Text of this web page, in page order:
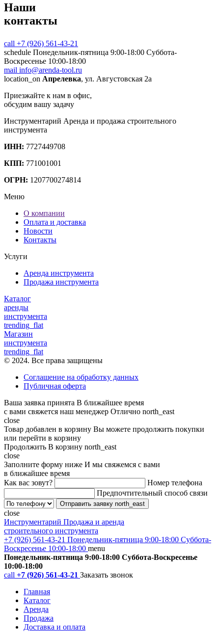
Наши
контакты
call +7 (926) 561-43-21
schedule Понедельник-пятница 9:00-18:00 Суббота-
Воскресенье 10:00-18:00
mail info@arenda-tool.ru
location_on Апрелевка, ул. Августовская 2а
Приезжайте к нам в офис,
обсудим вашу задачу
Инструментарий Аренда и продажа строительного
инструмента
ИНН: 7727449708
КПП: 771001001
ОГРН: 1207700274814
Меню
О компании
Оплата и доставка
Новости
Контакты
Услуги
Аренда инструмента
Продажа инструмента
Каталог
аренды
инструмента
trending_flat
Магазин
инструмента
trending_flat
© 2024. Все права защищены
Соглашение на обработку данных
Публичная оферта
Ваша заявка принята В ближайшее время
с вами свяжется наш менеджер Отлично north_east
close
Товар добавлен в корзину Вы можете продолжить покупки
или перейти в корзину
Продолжить В корзину north_east
close
Заполните форму ниже И мы свяжемся с вами
в ближайшее время
Как вас зовут?
Номер телефона
Предпочтительный способ связи
Отправить заявку north_east
close
Инструментарий Продажа и аренда
строительного инструмента
+7 (926) 561-43-21 Понедельник-пятница 9:00-18:00 Суббота-
Воскресенье 10:00-18:00 menu
Понедельник-пятница 9:00-18:00 Суббота-Воскресенье
10:00-18:00
call +7 (926) 561-43-21 Заказать звонок
Главная
Каталог
Аренда
Продажа
Доставка и оплата